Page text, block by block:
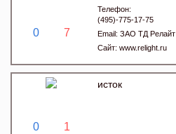
0 7
Телефон:
(495)-775-17-75
Email: ЗАО ТД Релайт
Сайт: www.relight.ru
0 1
исток